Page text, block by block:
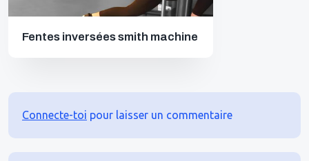
Fentes inversées smith machine
Connecte-toi pour laisser un commentaire